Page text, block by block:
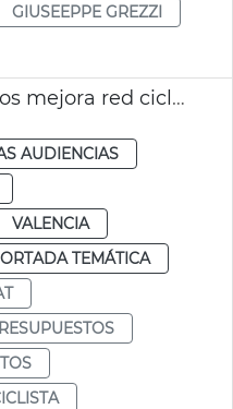
GIUSEEPPE GREZZI
Adjudicación contratos mejora red ciclista en 4 distritos
AUDIENCIAS
VALENCIA
TEMÁTICA